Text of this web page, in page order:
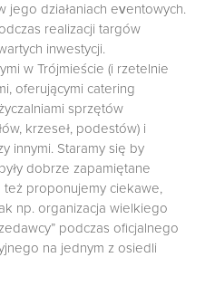
jego działaniach eventowych.
realizacji targów
inwestycji.
w Trójmieście (i rzetelnie
oferującymi catering
sprzętów
krzeseł, podestów) i
innymi. Staramy się by
dobrze zapamiętane
też proponujemy ciekawe,
np. organizacja wielkiego
podczas oficjalnego
na jednym z osiedli